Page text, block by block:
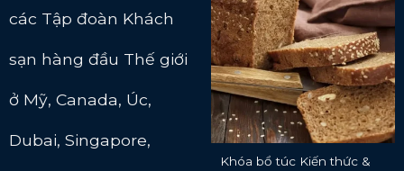
các Tập đoàn Khách
sạn hàng đầu Thế giới
ở Mỹ, Canada, Úc,
Dubai, Singapore,
Khóa bổ túc Kiến thức &